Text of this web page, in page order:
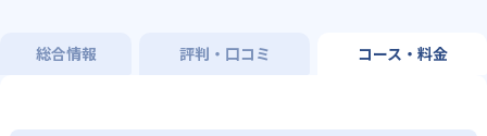
総合情報 評判・口コミ コース・料金